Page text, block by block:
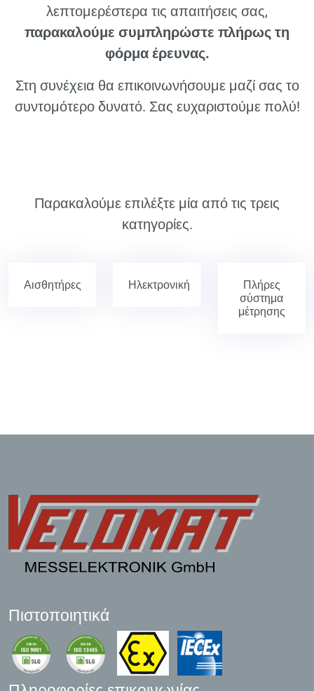
λεπτομερέστερα τις απαιτήσεις σας,
παρακαλούμε συμπληρώστε πλήρως τη
φόρμα έρευνας.
Στη συνέχεια θα επικοινωνήσουμε μαζί σας το
συντομότερο δυνατό. Σας ευχαριστούμε πολύ!
Παρακαλούμε επιλέξτε μία από τις τρεις
κατηγορίες.
Αισθητήρες Ηλεκτρονική
Πλήρες
σύστημα
μέτρησης
Πιστοποιητικά